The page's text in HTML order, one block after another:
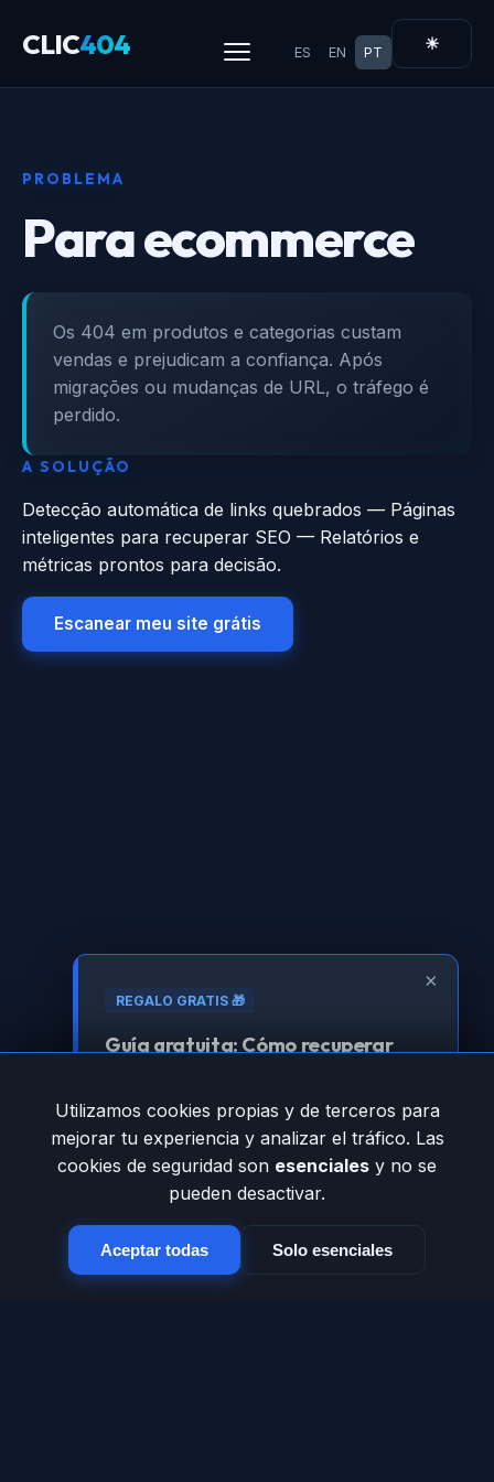
CLIC404 ES EN PT ☀
PROBLEMA
Para ecommerce
Os 404 em produtos e categorias custam
vendas e prejudicam a confiança. Após
migrações ou mudanças de URL, o tráfego é
perdido.
A SOLUÇÃO
Detecção automática de links quebrados — Páginas
inteligentes para recuperar SEO — Relatórios e
métricas prontos para decisão.
Escanear meu site grátis
×
REGALO GRATIS 🎁
Guía gratuita: Cómo recuperar
Aprende la estrategia técnica para que
Google vuelva a amar tu sitio.
Registrarme para obtenerla
Utilizamos cookies propias y de terceros para
mejorar tu experiencia y analizar el tráfico. Las
cookies de seguridad son esenciales y no se
pueden desactivar.
Aceptar todas Solo esenciales